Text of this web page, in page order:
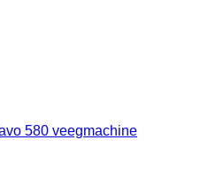
580 veegmachine